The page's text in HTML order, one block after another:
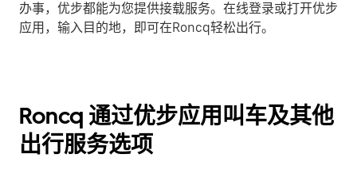
办事，优步都能为您提供接载服务。在线登录或打开优步
应用，输入目的地，即可在Roncq轻松出行。
Roncq 通过优步应用叫车及其他
出行服务选项